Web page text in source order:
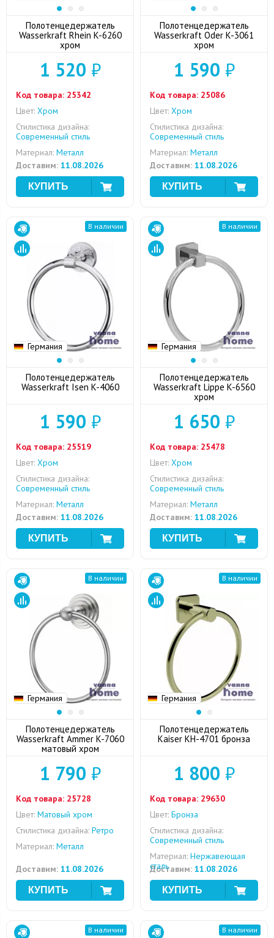
Полотенцедержатель
Wasserkraft Rhein K-6260
хром
1 520 ₽
Код товара: 25342
Цвет: Хром
Стилистика дизайна:
Современный стиль
Материал: Металл
Доставим: 11.08.2026
Полотенцедержатель
Wasserkraft Oder K-3061
хром
1 590 ₽
Код товара: 25086
Цвет: Хром
Стилистика дизайна:
Современный стиль
Материал: Металл
Доставим: 11.08.2026
Германия
В наличии
Полотенцедержатель
Wasserkraft Isen K-4060
1 590 ₽
Код товара: 25519
Цвет: Хром
Стилистика дизайна:
Современный стиль
Материал: Металл
Доставим: 11.08.2026
Германия
В наличии
Полотенцедержатель
Wasserkraft Lippe K-6560
хром
1 650 ₽
Код товара: 25478
Цвет: Хром
Стилистика дизайна:
Современный стиль
Материал: Металл
Доставим: 11.08.2026
Германия
В наличии
Полотенцедержатель
Wasserkraft Ammer K-7060
матовый хром
1 790 ₽
Код товара: 25728
Цвет: Матовый хром
Стилистика дизайна: Ретро
Материал: Металл
Доставим: 11.08.2026
Германия
В наличии
Полотенцедержатель
Kaiser KH-4701 бронза
1 800 ₽
Код товара: 29630
Цвет: Бронза
Стилистика дизайна:
Современный стиль
Материал: Нержавеющая
сталь
Доставим: 11.08.2026
В наличии В наличии